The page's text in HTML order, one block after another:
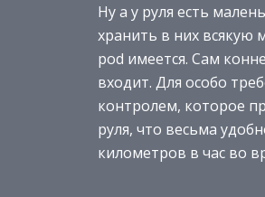
Ну а у руля есть
хранить в них всякую
pod имеется. Сам
входит. Для особо
контролем, которое
руля, что весьма
километров в час во